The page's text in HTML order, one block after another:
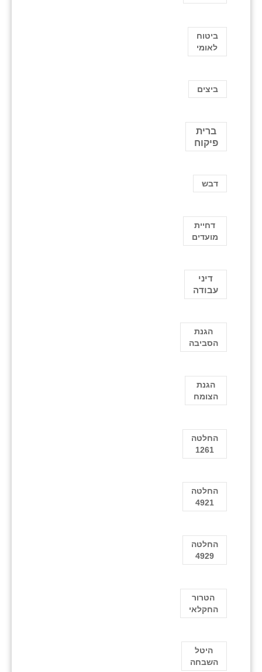
ביטוח
לאומי
ביצים
ברית
פיקוח
דבש
דחיית
מועדים
דיני
עבודה
הגנת
הסביבה
הגנת
הצומח
החלטה
1261
החלטה
4921
החלטה
4929
הטרור
החקלאי
היטל
השבחה